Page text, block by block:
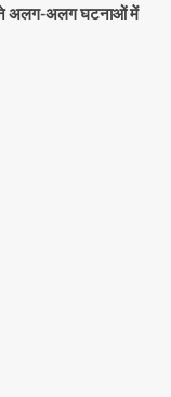
ने अलग-अलग घटनाओं में